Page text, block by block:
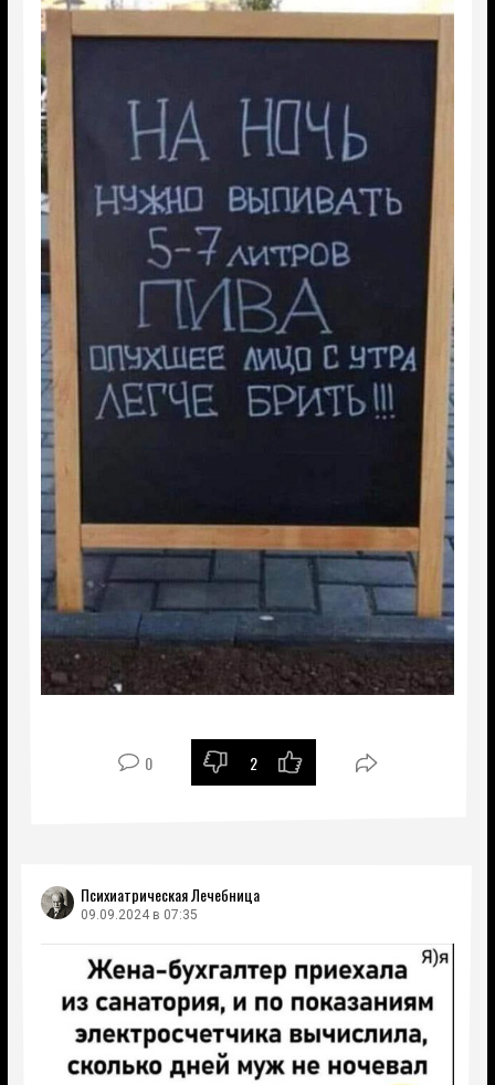
0 2
Психиатрическая Лечебница
09.09.2024 в 07:35